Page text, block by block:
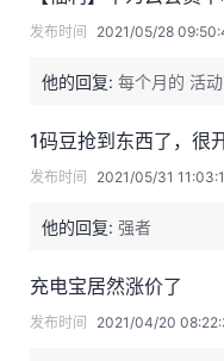
发布时间 2021/05/28
他的回复: 每个月的 活
1码豆抢到东西了，很
发布时间 2021/05/31
他的回复: 强者
充电宝居然涨价了
发布时间 2021/04/20